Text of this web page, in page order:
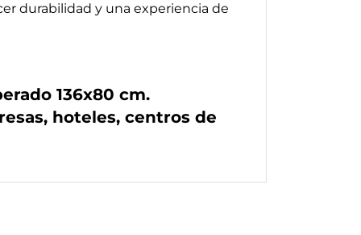
durabilidad y una experiencia de
136x80 cm.
hoteles, centros de